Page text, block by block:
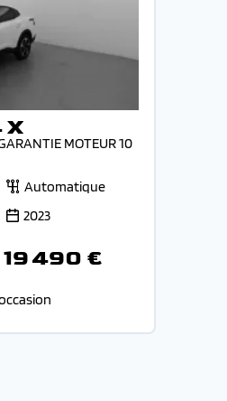
X
MOTEUR 10
Automatique
2023
19 490 €